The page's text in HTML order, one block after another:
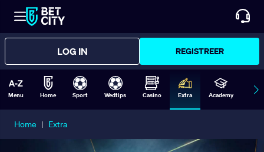
LOG IN REGISTREER
Menu Home Sport Wedtips Casino Extra Academy
Home | Extra